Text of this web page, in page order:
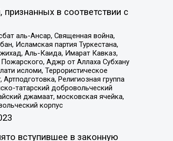
в соответствии с
аль-Ансар, Священная война,
Исламская партия Туркестана,
Аль-Каида, Имарат Кавказ,
Аджр от Аллаха Субхану
исломи, Террористическое
Религиозная группа
татарский добровольческий
джамаат, московская ячейка,
корпус
вступившее в законную